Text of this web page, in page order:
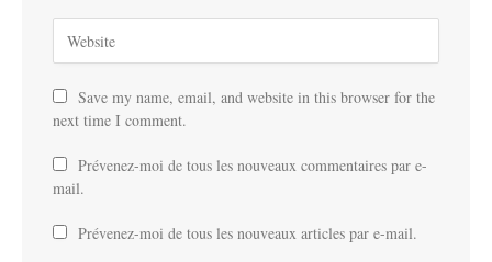
Save my name, email, and website in this browser for the
next time I comment.
Prévenez-moi de tous les nouveaux commentaires par e-
mail.
Prévenez-moi de tous les nouveaux articles par e-mail.